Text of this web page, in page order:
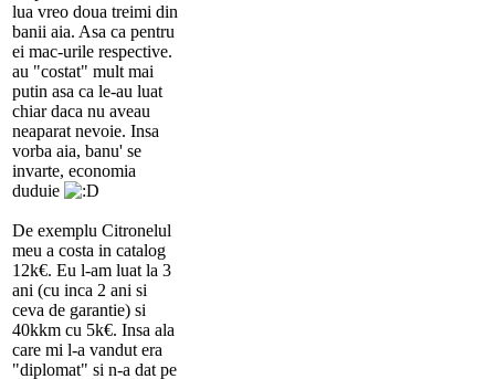
lua vreo doua treimi din
banii aia. Asa ca pentru
ei mac-urile respective.
au "costat" mult mai
putin asa ca le-au luat
chiar daca nu aveau
neaparat nevoie. Insa
vorba aia, banu' se
invarte, economia
duduie
De exemplu Citronelul
meu a costa in catalog
12k€. Eu l-am luat la 3
ani (cu inca 2 ani si
ceva de garantie) si
40kkm cu 5k€. Insa ala
care mi l-a vandut era
"diplomat" si n-a dat pe